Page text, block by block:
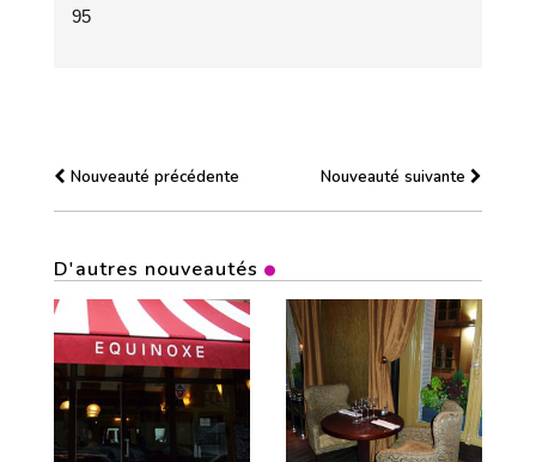
95
Nouveauté précédente Nouveauté suivante
D'autres nouveautés